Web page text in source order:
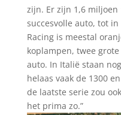
zijn. Er zijn 1,6 miljoen
succesvolle auto, tot
Racing is meestal
koplampen, twee
auto. In Italië staan
helaas vaak de 1300
de laatste serie zou
het prima zo.”